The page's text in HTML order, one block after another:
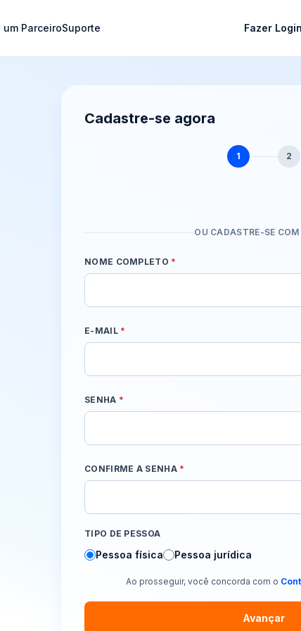
um ParceiroSuporte Fazer Login
Cadastre-se agora
1 2
OU CADASTRE-SE
NOME COMPLETO *
E-MAIL *
SENHA *
CONFIRME A SENHA *
TIPO DE PESSOA
Pessoa física Pessoa jurídica
Ao prosseguir, você concorda com o
Avançar